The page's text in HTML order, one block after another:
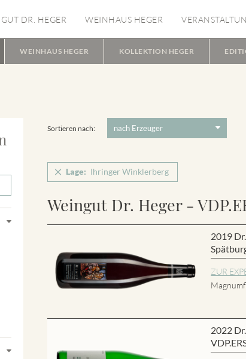
DR. HEGER WEINHAUS HEGER
WEINHAUS HEGER KOLLEKTION HEGER
Sortieren nach:
Lage: Ihringer Winklerberg
Weingut Dr. Heger -
2019
ZUR
2022